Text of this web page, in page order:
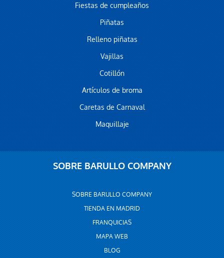
Fiestas de cumpleaños
Piñatas
Relleno piñatas
Vajillas
Cotillón
Artículos de broma
Caretas de Carnaval
Maquillaje
SOBRE BARULLO COMPANY
SOBRE BARULLO COMPANY
TIENDA EN MADRID
FRANQUICIAS
MAPA WEB
BLOG